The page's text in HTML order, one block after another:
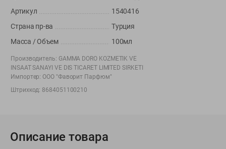
©2026ООО «ГРИНрозница» - Доставка продуктов питания в
Минске.
соответствии с законодательством об обращениях граждан и
Артикул
1540416
Страна пр-ва
Турция
Масса / Объем
100мл
Производитель: GAMMA DORO KOZMETIK VE
INSAAT SANAYI VE DIS TICARET LIMITED SIRKETI
Импортер: ООО "Фаворит Парфюм"
Штрихкод: 8684051100210
Описание товара